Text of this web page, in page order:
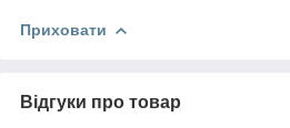
Приховати
Відгуки про товар